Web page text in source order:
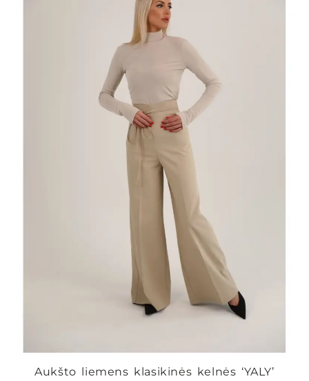
Aukšto liemens klasikinės kelnės ‘YALY’